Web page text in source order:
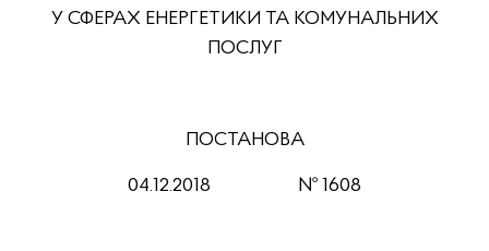
У СФЕРАХ ЕНЕРГЕТИКИ ТА КОМУНАЛЬНИХ
ПОСЛУГ
ПОСТАНОВА
04.12.2018 № 1608